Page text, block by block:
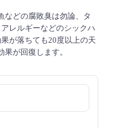
などの腐敗臭は勿論、タ
レルギーなどのシックハ
が落ちても20度以上の天
が回復します。